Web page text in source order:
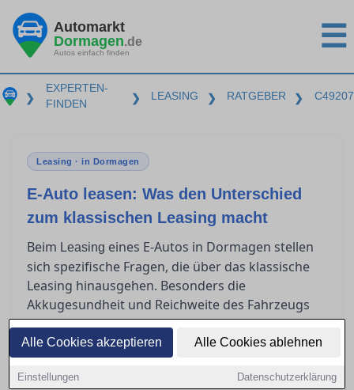
Alle Cookies akzeptieren Alle Cookies ablehnen
Einstellungen Datenschutzerklärung
Automarkt
Dormagen.de
Autos einfach finden ☰
❯
EXPERTEN-
FINDEN
❯ LEASING ❯ RATGEBER ❯ C49207
Leasing · in Dormagen
E-Auto leasen: Was den Unterschied
zum klassischen Leasing macht
Beim Leasing eines E-Autos in Dormagen stellen
sich spezifische Fragen, die über das klassische
Leasing hinausgehen. Besonders die
Akkugesundheit und Reichweite des Fahrzeugs
sollten im Vertrag klar geregelt sein. Zudem
bieten steuerliche Vorteile und besondere
Regelungen für Dienstwagennutzer
entscheidende Anreize, die gut verstanden